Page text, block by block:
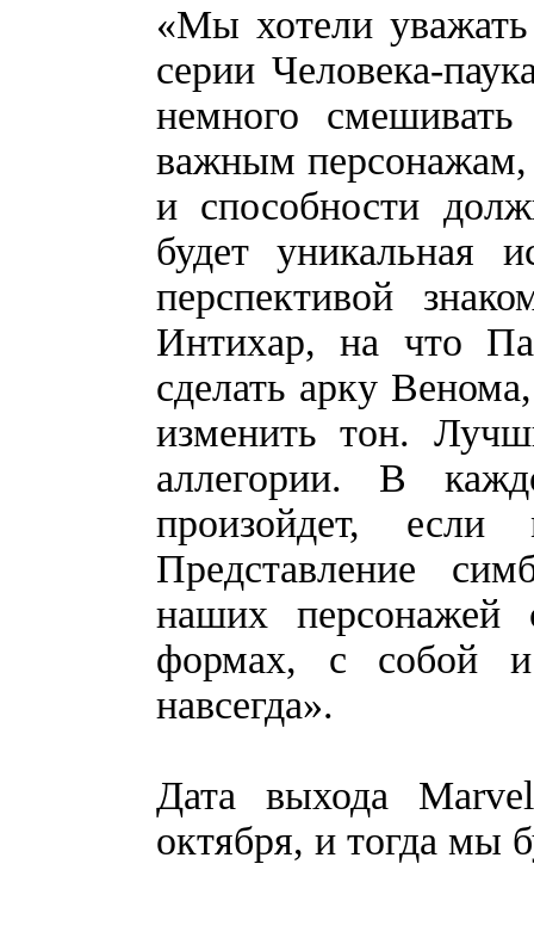
«Мы хотели
серии Человека-
немного
важным
и способности
будет уникальная
перспективой
Интихар, на что
сделать арку
изменить тон.
аллегории. В
произойдет,
Представление
наших персонажей
формах, с собой
навсегда».
Дата выхода
октября, и тогда мы